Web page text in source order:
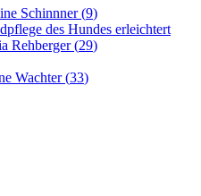
Schinnner(9)
des Hundes erleichtert
Rehberger(29)
Wachter(33)